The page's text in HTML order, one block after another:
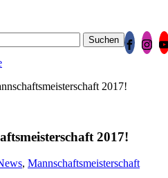
2017!
2017!
, Mannschaftsmeisterschaft